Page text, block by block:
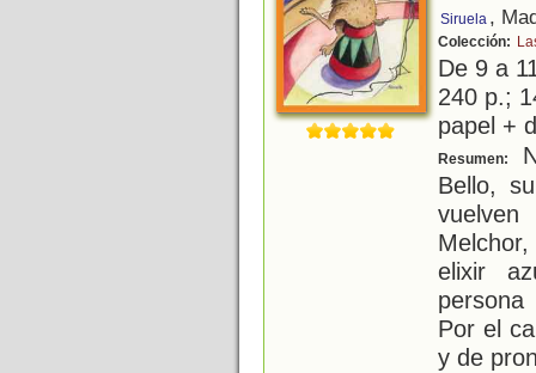
Siruela ,
Colección:
De 9 a
240 p.;
papel +
Resumen:
Bello,
elixir
Por el
y de